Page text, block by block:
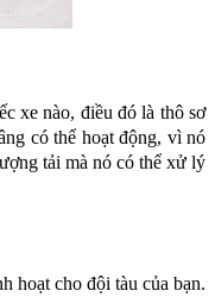
xe nào, điều đó là thô sơ
có thể hoạt động, vì nó
tải mà nó có thể xử lý
hoạt cho đội tàu của bạn.